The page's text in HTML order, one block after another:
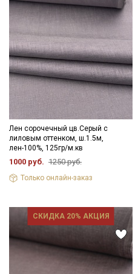
Лен сорочечный цв.Серый с
лиловым оттенком, ш.1.5м,
лен-100%, 125гр/м.кв
1000 руб. 1250 руб.
Только онлайн-заказ
СКИДКА 20% АКЦИЯ